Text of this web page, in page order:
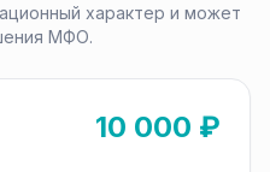
характер и может
МФО.
10 000 ₽